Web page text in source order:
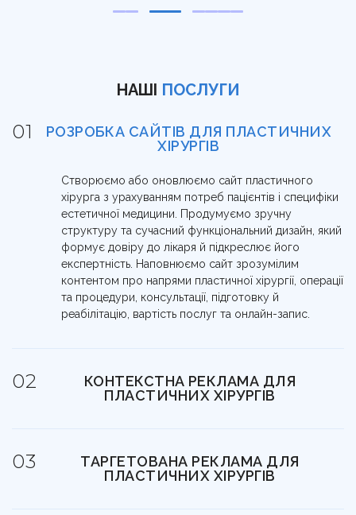
НАШІ ПОСЛУГИ
РОЗРОБКА САЙТІВ ДЛЯ ПЛАСТИЧНИХ
ХІРУРГІВ
Створюємо або оновлюємо сайт пластичного
хірурга з урахуванням потреб пацієнтів і специфіки
естетичної медицини. Продумуємо зручну
структуру та сучасний функціональний дизайн, який
формує довіру до лікаря й підкреслює його
експертність. Наповнюємо сайт зрозумілим
контентом про напрями пластичної хірургії, операції
та процедури, консультації, підготовку й
реабілітацію, вартість послуг та онлайн-запис.
КОНТЕКСТНА РЕКЛАМА ДЛЯ
ПЛАСТИЧНИХ ХІРУРГІВ
Контекстна реклама показується саме в момент
ТАРГЕТОВАНА РЕКЛАМА ДЛЯ
ПЛАСТИЧНИХ ХІРУРГІВ